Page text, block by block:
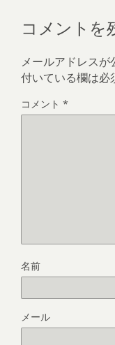
コメントを
メールアドレスが
付いている欄は必
コメント *
名前
メール